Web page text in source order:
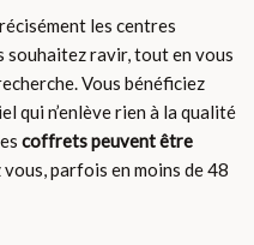
les centres
souhaitez ravir, tout en vous
Vous bénéficiez
qui n’enlève rien à la qualité
coffrets peuvent être
parfois en moins de 48